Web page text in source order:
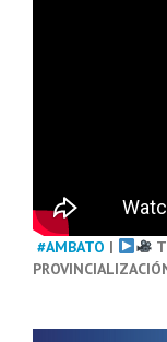
#AMBATO |